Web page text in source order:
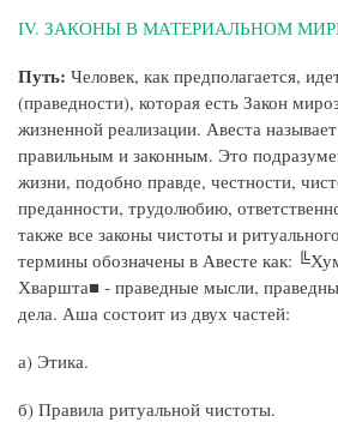
IV. ЗАКОНЫ В МАТЕРИАЛЬНОМ
Путь: Человек, как предполагается,
(праведности), которая есть Закон
жизненной реализации. Авеста
правильным и законным. Это
жизни, подобно правде, честности,
преданности, трудолюбию,
также все законы чистоты и
термины обозначены в Авесте как:
Хваршта■ - праведные мысли,
дела. Аша состоит из двух частей:
а) Этика.
б) Правила ритуальной чистоты.